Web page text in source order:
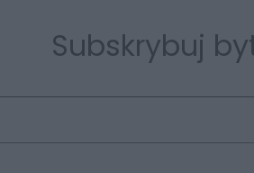
Subskrybuj